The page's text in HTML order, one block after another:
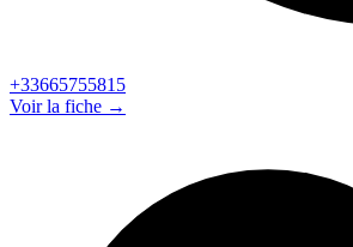
+33665755815
Voir la fiche →